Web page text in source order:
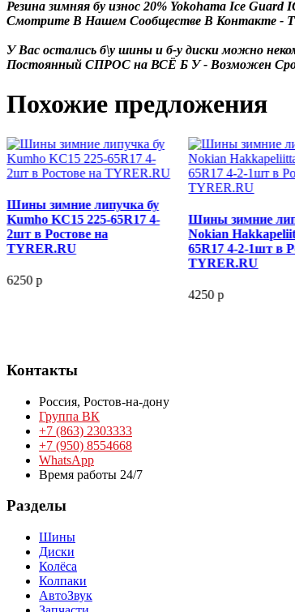
Резина зимняя бу износ 20% Yokohama Ice
Смотрите В Нашем Сообществе В Контакте -
У Вас остались б\у шины и б-у диски можно
Постоянный СПРОС на ВСЁ Б У - Возможен
Похожие предложения
Шины зимние липучка бу
Kumho KC15 225-65R17 4-
2шт в Ростове на
TYRER.RU
6250 р
Шины зимние
Nokian
65R17 4-2-1шт в
TYRER.RU
4250 р
Контакты
Россия, Ростов-на-дону
Группа ВК
+7 (863) 2303333
+7 (950) 8554668
WhatsApp
Время работы 24/7
Разделы
Шины
Диски
Колёса
Колпаки
АвтоЗвук